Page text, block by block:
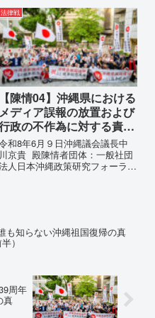
EMRIP）の各会合において行
れた、沖縄・琉球の先住民族指
、PFAS（有機フッ素化合物）
題、米軍基地、伝統文化（...
法律戦
【陳情04】沖縄県における
メディア誤報の放置および
政の不作為に対する責任
及と再発防止策を求める
情
和8年6月９日沖縄議会議長中
川京貴 殿陳情者団体：一般社団
人日本沖縄政策研究フォーラム
も知らない沖縄祖国復帰の真
）
周年
真